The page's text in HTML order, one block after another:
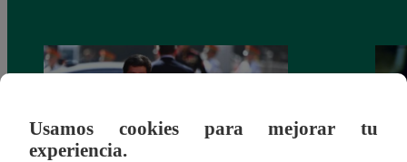
Usamos cookies para mejorar tu
experiencia.